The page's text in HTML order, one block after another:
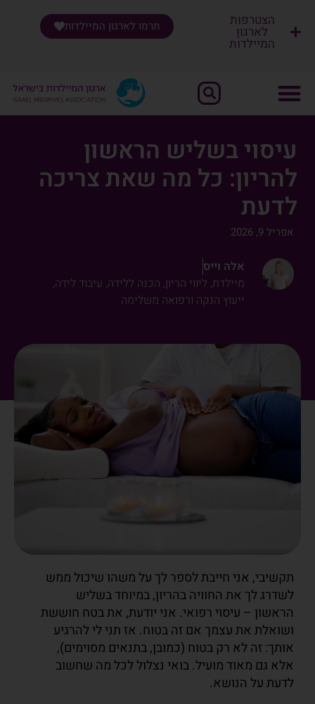
בְּאֲתָר
"נָגִישׁ
בִּקְלִיק"
הַמְּסַיַּעַת
לִנְגִישׁוּת
הָאֲתָר.
הצטרפות
לארגון
המיילדות
תרמו לארגון המיילדות
עיסוי בשליש הראשון
להריון: כל מה שאת צריכה
לדעת
אפריל 9, 2026
אלה וייס
מיילדת, ליווי הריון, הכנה ללידה, עיבוד לידה,
ייעוץ הנקה ורפואה משלימה
תקשיבי, אני חייבת לספר לך על משהו שיכול ממש
לשדרג לך את החוויה בהריון, במיוחד בשליש
הראשון – עיסוי רפואי. אני יודעת, את בטח חוששת
ושואלת את עצמך אם זה בטוח. אז תני לי להרגיע
אותך: זה לא רק בטוח (כמובן, בתנאים מסוימים),
אלא גם מאוד מועיל. בואי נצלול לכל מה שחשוב
לדעת על הנושא.